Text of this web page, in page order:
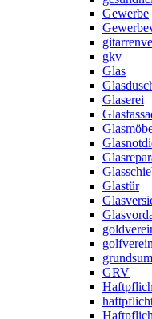
Gewerbe
gkv
Glas
Glaserei
Glastür
golfverein
GRV